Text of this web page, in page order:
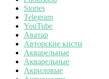
Stories
Telegram
YouTube
Аватар
Авторские кисти
Акварельные
Акварельные
Акриловые